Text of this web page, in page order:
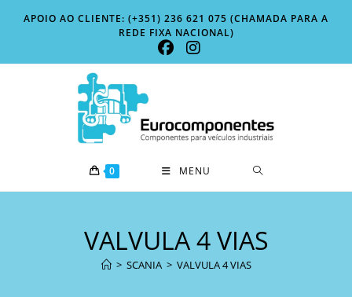
APOIO AO CLIENTE: (+351) 236 621 075 (CHAMADA PARA A
REDE FIXA NACIONAL)
0 MENU
VALVULA 4 VIAS
> SCANIA > VALVULA 4 VIAS